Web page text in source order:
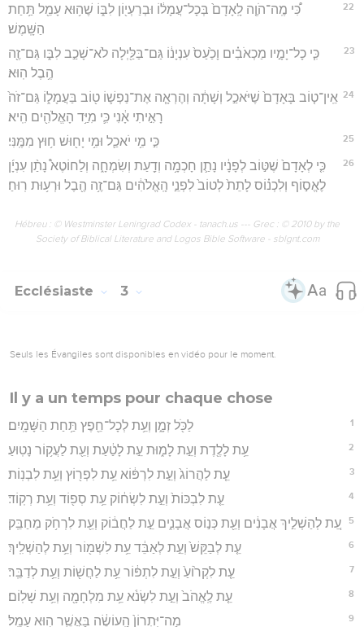
22
כִּ֠י מֶֽה־הֹוֶ֤ה לָֽאָדָם֙ בְּכָל־עֲמָל֔וֹ וּבְרַעְי֖וֹן לִבּ֑וֹ שֶׁה֥וּא עָמֵ֖ל תַּ֥חַת
הַשָּֽׁמֶשׁ׃
23
כִּ֧י כָל־יָמָ֣יו מַכְאֹבִ֗ים וָכַ֙עַס֙ עִנְיָנ֔וֹ גַּם־בַּלַּ֖יְלָה לֹא־שָׁכַ֣ב לִבּ֑ו גַּם־זֶ֖ה
הֶ֥בֶל הֽוּא׃
24 אֵֽין־ט֤וֹב בָּאָדָם֙ שֶׁיֹּאכַ֣ל וְשָׁתָ֔ה וְהֶרְאָ֧ה אֶת־נַפְשׁ֛וֹ ט֖וֹב בַּעֲמָל֑וֹ גַּם־זֹה֙
רָאִ֣יתִי אָ֔נִי כִּ֛י מִיַּ֥ד הָאֱלֹהִ֖ים הִֽיא׃
25 כִּ֣י מִ֥י יֹאכַ֛ל וּמִ֥י יָח֖וּשׁ ח֥וּץ מִמֶּֽנִּי׃
26
כִּ֤י לְאָדָם֙ שֶׁטּ֣וֹב לְפָנָ֔יו נָתַ֛ן חָכְמָ֥ה וְדַ֖עַת וְשִׂמְחָ֑ה וְלַחוֹטֶא֩ נָתַ֨ן עִנְיָ֜ן
לֶאֱס֣וֹף וְלִכְנ֗וֹס לָתֵת֙ לְטוֹב֙ לִפְנֵ֣י הָֽאֱלֹהִ֔ים גַּם־זֶ֥ה הֶ֖בֶל וּרְע֥וּת רֽוּחַ׃
Hébreu : © Westminster Leningrad Codex - tanach.us --- Grec : © 2010 by the
Society of Biblical Literature and Logos Bible Software - sblgnt.com
Ecclésiaste 3
Seuls les Évangiles sont disponibles en vidéo pour le moment.
Il y a un temps pour chaque chose
1 לַכֹּ֖ל זְמָ֑ן וְעֵ֥ת לְכָל־חֵ֖פֶץ תַּ֥חַת הַשָּׁמָֽיִם׃
2 עֵ֥ת לָלֶ֖דֶת וְעֵ֣ת לָמ֑וּת עֵ֣ת לָטַ֔עַת וְעֵ֖ת לַעֲק֥וֹר נָטֽוּעַ׃
3 עֵ֤ת לַהֲרוֹג֙ וְעֵ֣ת לִרְפּ֔וֹא עֵ֥ת לִפְר֖וֹץ וְעֵ֥ת לִבְנֽוֹת׃
4 עֵ֤ת לִבְכּוֹת֙ וְעֵ֣ת לִשְׂח֔וֹק עֵ֥ת סְפ֖וֹד וְעֵ֥ת רְקֽוֹד׃
5 עֵ֚ת לְהַשְׁלִ֣יךְ אֲבָנִ֔ים וְעֵ֖ת כְּנ֣וֹס אֲבָנִ֑ים עֵ֣ת לַחֲב֔וֹק וְעֵ֖ת לִרְחֹ֥ק מֵחַבֵּֽק׃
6 עֵ֤ת לְבַקֵּשׁ֙ וְעֵ֣ת לְאַבֵּ֔ד עֵ֥ת לִשְׁמ֖וֹר וְעֵ֥ת לְהַשְׁלִֽיךְ׃
7 עֵ֤ת לִקְר֙וֹעַ֙ וְעֵ֣ת לִתְפּ֔וֹר עֵ֥ת לַחֲשׁ֖וֹת וְעֵ֥ת לְדַבֵּֽר׃
8 עֵ֤ת לֶֽאֱהֹב֙ וְעֵ֣ת לִשְׂנֹ֔א עֵ֥ת מִלְחָמָ֖ה וְעֵ֥ת שָׁלֽוֹם׃
9 מַה־יִּתְרוֹן֙ הָֽעוֹשֶׂ֔ה בַּאֲשֶׁ֖ר ה֥וּא עָמֵֽל׃